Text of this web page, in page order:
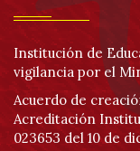
Institución de
vigilancia por el
Acuerdo de
Acreditación
023653 del 10 de